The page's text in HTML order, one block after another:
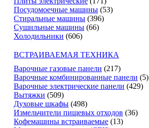
Посудомоечные машины (53)
Стиральные машины (396)
Сушильные машины (66)
Холодильники (606)
ВСТРАИВАЕМАЯ ТЕХНИКА
Варочные газовые панели (217)
Варочные комбинированные панели (5)
Варочные электрические панели (429)
Вытяжки (509)
Духовые шкафы (498)
Измельчители пищевых отходов (36)
Кофемашины встраиваемые (13)